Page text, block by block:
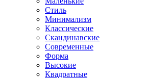
Стиль
Минимализм
Классические
Скандинавские
Современные
Форма
Высокие
Квадратные